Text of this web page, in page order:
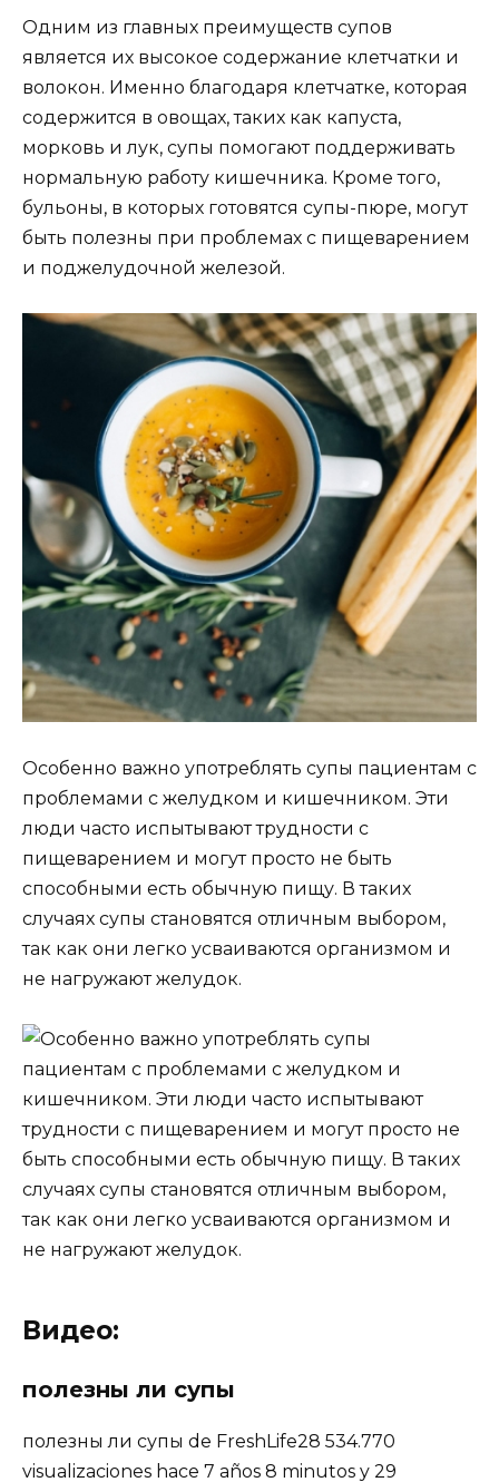
Одним из главных преимуществ супов
является их высокое содержание клетчатки и
волокон. Именно благодаря клетчатке, которая
содержится в овощах, таких как капуста,
морковь и лук, супы помогают поддерживать
нормальную работу кишечника. Кроме того,
бульоны, в которых готовятся супы-пюре, могут
быть полезны при проблемах с пищеварением
и поджелудочной железой.
Особенно важно употреблять супы пациентам с
проблемами с желудком и кишечником. Эти
люди часто испытывают трудности с
пищеварением и могут просто не быть
способными есть обычную пищу. В таких
случаях супы становятся отличным выбором,
так как они легко усваиваются организмом и
не нагружают желудок.
Видео:
полезны ли супы
полезны ли супы de FreshLife28 534.770
visualizaciones hace 7 años 8 minutos y 29